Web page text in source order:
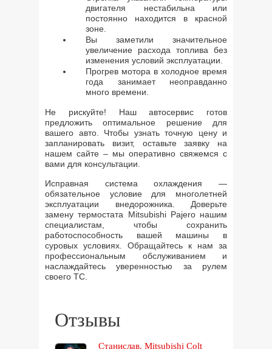
двигателя нестабильна или
постоянно находится в красной
зоне.
Вы заметили значительное
увеличение расхода топлива без
изменения условий эксплуатации.
Прогрев мотора в холодное время
года занимает неоправданно
много времени.
Не рискуйте! Наш автосервис готов
предложить оптимальное решение для
вашего авто. Чтобы узнать точную цену и
запланировать визит, оставьте заявку на
нашем сайте – мы оперативно свяжемся с
вами для консультации.
Исправная система охлаждения —
обязательное условие для многолетней
эксплуатации внедорожника. Доверьте
замену термостата Mitsubishi Pajero нашим
специалистам, чтобы сохранить
работоспособность вашей машины в
суровых условиях. Обращайтесь к нам за
профессиональным обслуживанием и
наслаждайтесь уверенностью за рулем
своего ТС.
Отзывы
Станислав. Mitsubishi Colt